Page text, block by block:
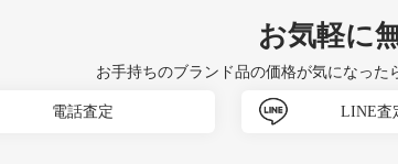
お気軽に
お手持ちのブランド品の価格が気になった
電話査定 LINE査